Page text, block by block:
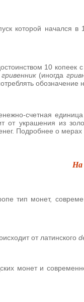
которой начался
10 копеек
гривенник (иногда
счетная
от украшения из
Подробнее о
На
тип монет,
от латинского
монет и